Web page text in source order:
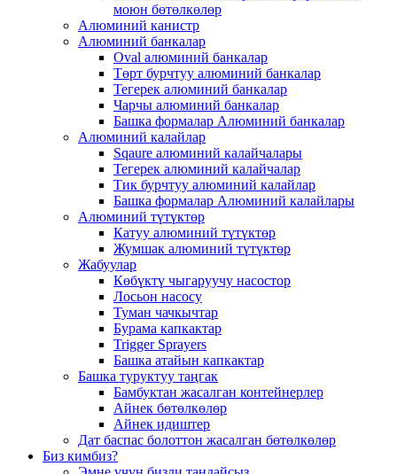
моюн бөтөлкөлөр
Алюминий канистр
Алюминий банкалар
Oval алюминий банкалар
Төрт бурчтуу алюминий банкалар
Тегерек алюминий банкалар
Чарчы алюминий банкалар
Башка формалар Алюминий банкалар
Алюминий калайлар
Sqaure алюминий калайчалары
Тегерек алюминий калайчалар
Тик бурчтуу алюминий калайлар
Башка формалар Алюминий калайлары
Алюминий түтүктөр
Катуу алюминий түтүктөр
Жумшак алюминий түтүктөр
Жабуулар
Көбүктү чыгаруучу насостор
Лосьон насосу
Туман чачкычтар
Бурама капкактар
Trigger Sprayers
Башка атайын капкактар
Башка туруктуу таңгак
Бамбуктан жасалган контейнерлер
Айнек бөтөлкөлөр
Айнек идиштер
Дат баспас болоттон жасалган бөтөлкөлөр
Биз кимбиз?